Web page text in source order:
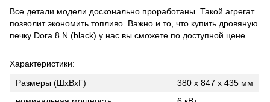
Все детали модели досконально проработаны. Такой агрегат
позволит экономить топливо. Важно и то, что купить дровяную
печку Dora 8 N (black) у нас вы сможете по доступной цене.
Характеристики:
Размеры (ШxВxГ)
380 х 847 х 435 мм